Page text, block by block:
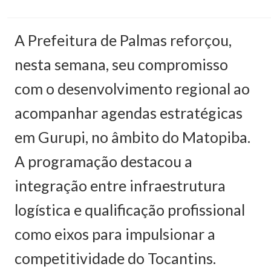
A Prefeitura de Palmas reforçou,
nesta semana, seu compromisso
com o desenvolvimento regional ao
acompanhar agendas estratégicas
em Gurupi, no âmbito do Matopiba.
A programação destacou a
integração entre infraestrutura
logística e qualificação profissional
como eixos para impulsionar a
competitividade do Tocantins.